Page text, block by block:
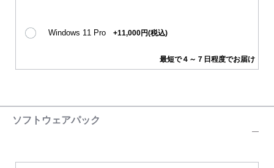
最短で４～７日程度でお届け
Windows 11 Pro +11,000円(税込)
ソフトウェアパック